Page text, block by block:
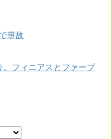
事故
フィニアスとファーブ